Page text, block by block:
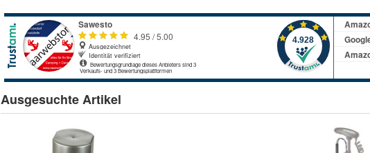
Ausgesuchte Artikel